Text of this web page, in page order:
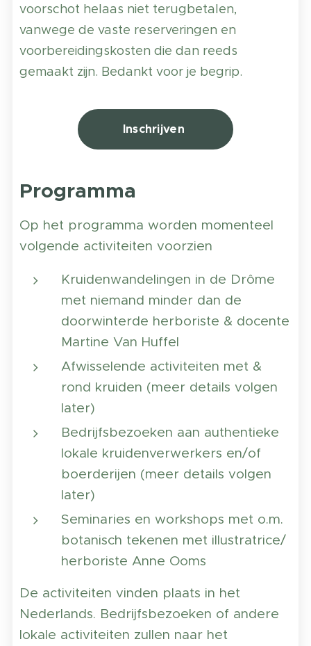
voorschot helaas niet terugbetalen,
vanwege de vaste reserveringen en
voorbereidingskosten die dan reeds
gemaakt zijn. Bedankt voor je begrip.
Inschrijven
Programma
Op het programma worden momenteel
volgende activiteiten voorzien
Kruidenwandelingen in de Drôme
met niemand minder dan de
doorwinterde herboriste & docente
Martine Van Huffel
Afwisselende activiteiten met &
rond kruiden (meer details volgen
later)
Bedrijfsbezoeken aan authentieke
lokale kruidenverwerkers en/of
boerderijen (meer details volgen
later)
Seminaries en workshops met o.m.
botanisch tekenen met illustratrice/
herboriste Anne Ooms
De activiteiten vinden plaats in het
Nederlands. Bedrijfsbezoeken of andere
lokale activiteiten zullen naar het